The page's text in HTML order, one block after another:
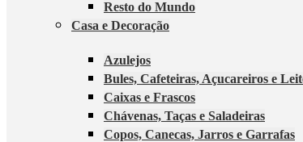
Resto do Mundo
Casa e Decoração
Azulejos
Bules, Cafeteiras, Açucareiros e
Caixas e Frascos
Chávenas, Taças e Saladeiras
Copos, Canecas, Jarros e Garrafas